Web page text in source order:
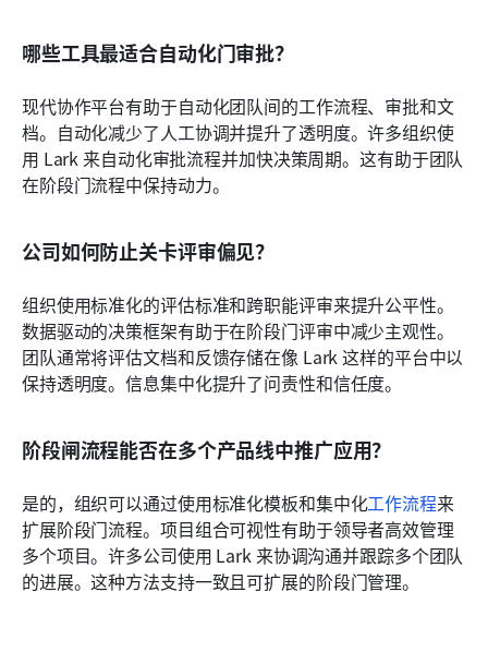
哪些工具最适合自动化门审批？
现代协作平台有助于自动化团队间的工作流程、审批和文
档。自动化减少了人工协调并提升了透明度。许多组织使
用 Lark 来自动化审批流程并加快决策周期。这有助于团队
在阶段门流程中保持动力。
公司如何防止关卡评审偏见？
组织使用标准化的评估标准和跨职能评审来提升公平性。
数据驱动的决策框架有助于在阶段门评审中减少主观性。
团队通常将评估文档和反馈存储在像 Lark 这样的平台中以
保持透明度。信息集中化提升了问责性和信任度。
阶段闸流程能否在多个产品线中推广应用？
是的，组织可以通过使用标准化模板和集中化工作流程来
扩展阶段门流程。项目组合可视性有助于领导者高效管理
多个项目。许多公司使用 Lark 来协调沟通并跟踪多个团队
的进展。这种方法支持一致且可扩展的阶段门管理。